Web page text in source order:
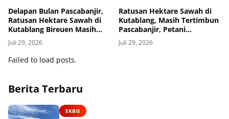
Delapan Bulan Pascabanjir,
Ratusan Hektare Sawah di
Kutablang Bireuen Masih
Tertimbun Tanah
Juli 29, 2026
Ratusan Hektare Sawah di
Kutablang, Masih Tertimbun
Pascabanjir, Petani
Kehilangan Mata
Pencaharian
Juli 29, 2026
Failed to load posts.
Berita Terbaru
EKBIS